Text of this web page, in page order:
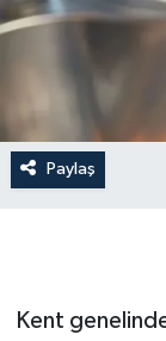
Paylaş
Kent
KÜLTÜR-
DÜNYA